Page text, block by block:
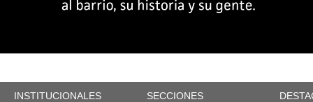
INSTITUCIONALES SECCIONES